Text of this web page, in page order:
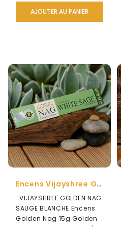
AJOUTER AU PANIER
Encens Vijayshree Golden Nag Sauge Blanche
VIJAYSHREE GOLDEN NAG
SAUGE BLANCHE Encens
Golden Nag 15g Golden